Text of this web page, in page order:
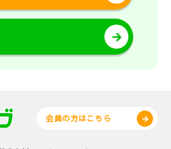
会員の方はこちら